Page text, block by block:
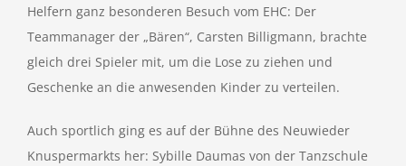
Helfern ganz besonderen Besuch vom EHC: Der
Teammanager der „Bären“, Carsten Billigmann, brachte
gleich drei Spieler mit, um die Lose zu ziehen und
Geschenke an die anwesenden Kinder zu verteilen.
Auch sportlich ging es auf der Bühne des Neuwieder
Knuspermarkts her: Sybille Daumas von der Tanzschule